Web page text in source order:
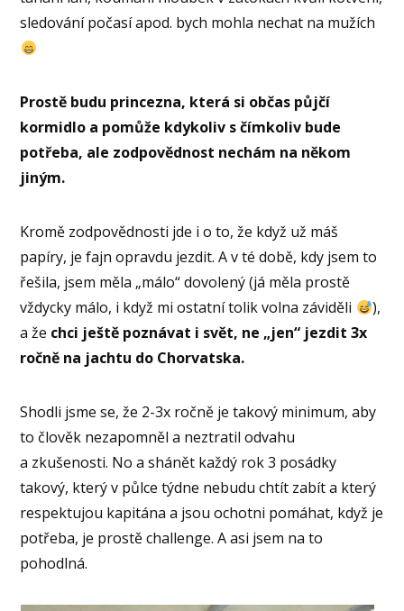
sledování počasí apod. bych mohla nechat na mužích
Prostě budu princezna, která si občas půjčí
kormidlo a pomůže kdykoliv s čímkoliv bude
potřeba, ale zodpovědnost nechám na někom
jiným.
Kromě zodpovědnosti jde i o to, že když už máš
papíry, je fajn opravdu jezdit. A v té době, kdy jsem to
řešila, jsem měla „málo“ dovolený (já měla prostě
vždycky málo, i když mi ostatní tolik volna záviděli
),
a že chci ještě poznávat i svět, ne „jen“ jezdit 3x
ročně na jachtu do Chorvatska.
Shodli jsme se, že 2-3x ročně je takový minimum, aby
to člověk nezapomněl a neztratil odvahu
a zkušenosti. No a shánět každý rok 3 posádky
takový, který v půlce týdne nebudu chtít zabít a který
respektujou kapitána a jsou ochotni pomáhat, když je
potřeba, je prostě challenge. A asi jsem na to
pohodlná.